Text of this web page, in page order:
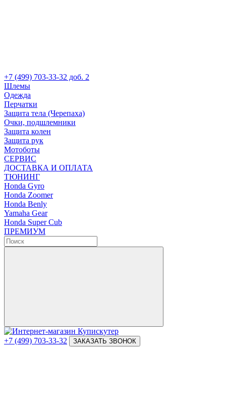
+7 (499) 703-33-32 доб. 2
Шлемы
Одежда
Перчатки
Защита тела (Черепаха)
Очки, подшлемники
Защита колен
Защита рук
Мотоботы
СЕРВИС
ДОСТАВКА И ОПЛАТА
ТЮНИНГ
Honda Gyro
Honda Zoomer
Honda Benly
Yamaha Gear
Honda Super Cub
ПРЕМИУМ
+7 (499) 703-33-32 ЗАКАЗАТЬ ЗВОНОК